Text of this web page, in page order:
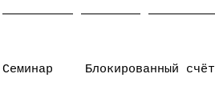
Семинар Блокированный счёт